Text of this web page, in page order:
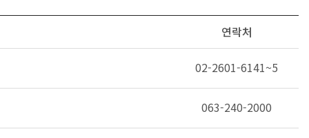
연락처
02-2601-6141~5
063-240-2000